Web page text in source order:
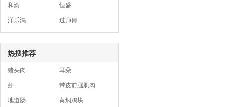
和渝
恒盛
洋乐鸿
过师傅
热搜推荐
猪头肉
耳朵
虾
带皮前腿肌肉
地道肠
黄焖鸡块